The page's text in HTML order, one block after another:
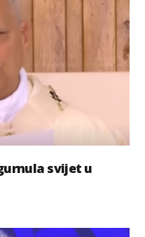
svijet u